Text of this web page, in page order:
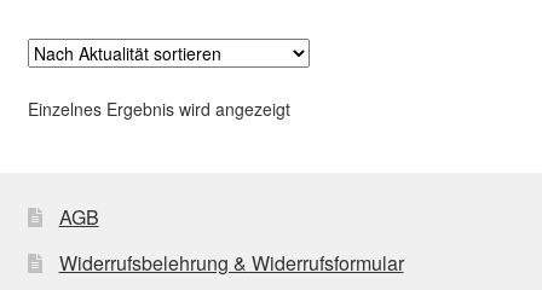
Einzelnes Ergebnis wird angezeigt
AGB
Widerrufsbelehrung & Widerrufsformular